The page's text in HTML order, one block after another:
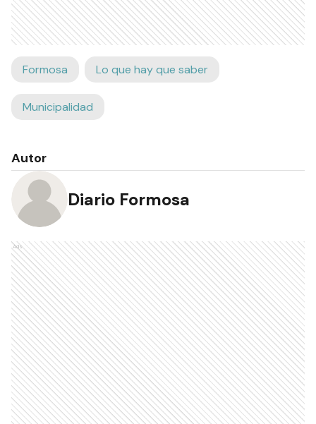
Formosa Lo que hay que saber
Municipalidad
Autor
Diario Formosa
Ads